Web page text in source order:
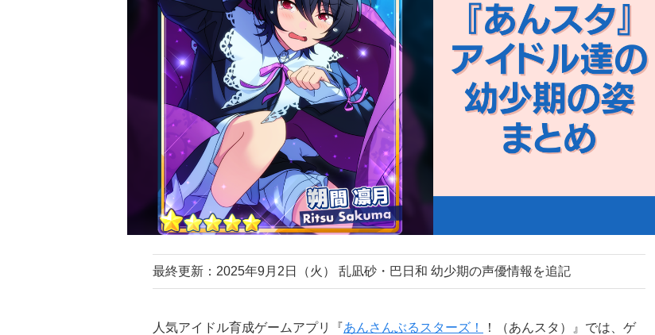
最終更新：2025年9月2日（火） 乱凪砂・巴日和 幼少期の声優情報を追記
人気アイドル育成ゲームアプリ『あんさんぶるスターズ！
！（あんスタ）』では、ゲ